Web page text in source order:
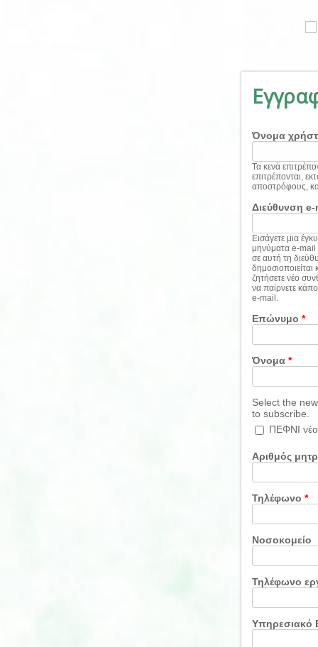
Όνομα
Τα κενά
επιτρέπονται,
αποστρόφους,
Διεύθυνση
Εισάγετε μια
μηνύματα e-mail
σε αυτή τη
ζητήσετε νέο
να παίρνετε
e-mail.
Επώνυμο *
Όνομα *
Select the
to subscribe.
ΠΕΦΝΙ νέο
Αριθμός
Τηλέφωνο *
Νοσοκομείο
Τηλέφωνο
Υπηρεσιακό